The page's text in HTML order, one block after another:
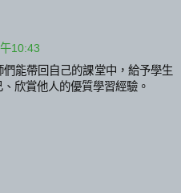
10:43
能帶回自己的課堂中，給予學生
欣賞他人的優質學習經驗。